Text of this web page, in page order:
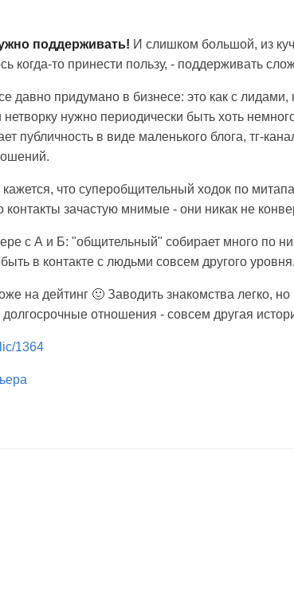
поддерживать! И слишком большой, из
когда-то принести пользу, - поддерживать
давно придумано в бизнесе: это как с
нужно периодически быть хоть
публичность в виде маленького блога, тг-
что суперобщительный ходок по
контакты зачастую мнимые - они никак не
с А и Б: "общительный" собирает много по
в контакте с людьми совсем другого уровня.
на дейтинг 🙂 Заводить знакомства легко,
отношения - совсем другая
1364